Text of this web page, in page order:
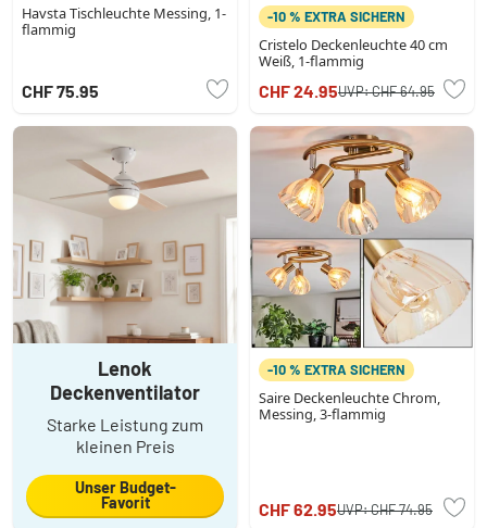
Havsta Tischleuchte Messing, 1-
flammig
CHF 75.95
-10 % EXTRA SICHERN
Cristelo Deckenleuchte 40 cm
Weiß, 1-flammig
CHF 24.95UVP:CHF 64.95
Lenok
Deckenventilator
Starke Leistung zum
kleinen Preis
Unser Budget-
Favorit
-10 % EXTRA SICHERN
Saire Deckenleuchte Chrom,
Messing, 3-flammig
CHF 62.95UVP:CHF 74.95